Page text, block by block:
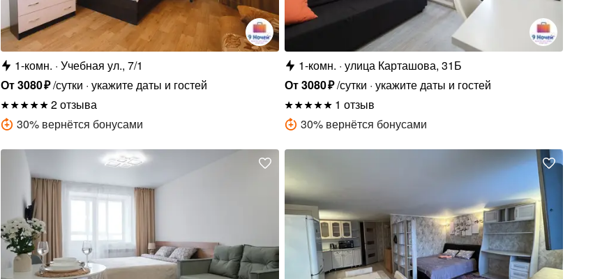
1-комн. Учебная ул., 7/1
От3080₽/сутки укажите даты и гостей
2 отзыва
30% вернётся бонусами
1-комн. улица Карташова, 31Б
От3080₽/сутки укажите даты и гостей
1 отзыв
30% вернётся бонусами